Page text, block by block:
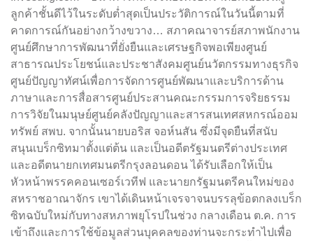
ลูกค้าชั้นดีไว้ในระดับต่ำสุดเป็นประวัติการณ์ในวันนี้ตามที่
คาดการณ์กันอย่างกว้างขวาง… สภาคณาจารย์สภาพนักงาน
ศูนย์ศึกษาการพัฒนาที่ยั่งยืนและเศรษฐกิจพอเพียงศูนย์
สาธารณประโยชน์และประชาสังคมศูนย์นวัตกรรมทางธุรกิจ
ศูนย์ปัญญาทัศน์เพื่อการจัดการศูนย์พัฒนาและบริการด้าน
ภาษาและการสื่อสารศูนย์ประสานคณะกรรมการจริยธรรม
การวิจัยในมนุษย์ศูนย์คลังปัญญาและสารสนเทศสหกรณ์ออม
ทรัพย์ สพบ. จากนั้นนายบอริส จอห์นสัน ซึ่งมีจุดยืนที่สนับ
สนุนเบร็กซิทมาตั้งแต่ต้น และเป็นอดีตรัฐมนตรีต่างประเทศ
และอดีตนายกเทศมนตรีกรุงลอนดอน ได้รับเลือกให้เป็น
หัวหน้าพรรคคอนเซอร์เวทีฟ และนายกรัฐมนตรีคนใหม่ของ
สหราชอาณาจักร เขาได้เดินหน้าเจรจาจนบรรลุข้อตกลงเบร็ก
ซิทฉบับใหม่กับทางสหภาพยุโรปในช่วง กลางเดือน ต.ค. การ
เข้าถึงและการใช้ข้อมูลส่วนบุคคลของท่านจะกระทำไปเพื่อ